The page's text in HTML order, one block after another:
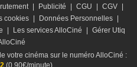
| Publicité | CGU | CGV |
cookies | Données Personnelles |
| Les services AlloCiné | Gérer Utiq
votre cinéma sur le numéro AlloCiné :
(0,90€/minute)